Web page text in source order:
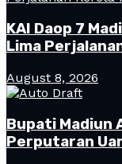
KAI Daop 7
Lima
August 8, 2026
Bupati Madiun
Perputaran